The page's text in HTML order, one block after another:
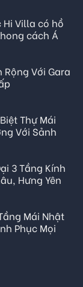
Villa có hồ
cách Á
Rộng Với Gara
Thự Mái
Với Sảnh
3 Tầng Kính
Hưng Yên
Mái Nhật
Phục Mọi